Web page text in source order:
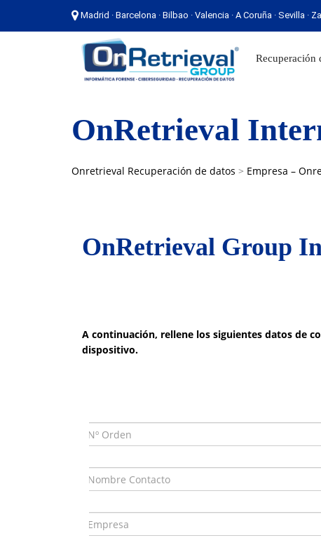
Madrid · Barcelona · Bilbao · Valencia · A Coruña · Sevilla ·
Recuperación
Madrid · Barcelona · Bilbao · Valencia · A Coruña
OnRetrieval
Onretrieval Recuperación de datos > Empresa –
OnRetrieval Group
A continuación, rellene los siguientes datos de
dispositivo.